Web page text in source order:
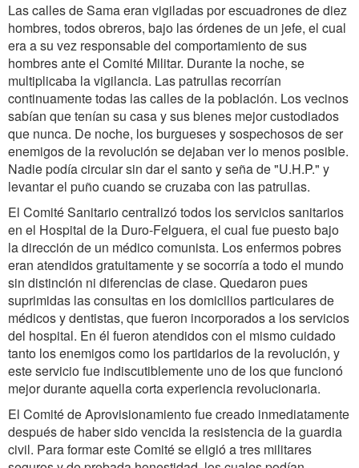
Las calles de Sama eran vigiladas por escuadrones de diez
hombres, todos obreros, bajo las órdenes de un jefe, el cual
era a su vez responsable del comportamiento de sus
hombres ante el Comité Militar. Durante la noche, se
multiplicaba la vigilancia. Las patrullas recorrían
continuamente todas las calles de la población. Los vecinos
sabían que tenían su casa y sus bienes mejor custodiados
que nunca. De noche, los burgueses y sospechosos de ser
enemigos de la revolución se dejaban ver lo menos posible.
Nadie podía circular sin dar el santo y seña de "U.H.P." y
levantar el puño cuando se cruzaba con las patrullas.
El Comité Sanitario centralizó todos los servicios sanitarios
en el Hospital de la Duro-Felguera, el cual fue puesto bajo
la dirección de un médico comunista. Los enfermos pobres
eran atendidos gratuitamente y se socorría a todo el mundo
sin distinción ni diferencias de clase. Quedaron pues
suprimidas las consultas en los domicilios particulares de
médicos y dentistas, que fueron incorporados a los servicios
del hospital. En él fueron atendidos con el mismo cuidado
tanto los enemigos como los partidarios de la revolución, y
este servicio fue indiscutiblemente uno de los que funcionó
mejor durante aquella corta experiencia revolucionaria.
El Comité de Aprovisionamiento fue creado inmediatamente
después de haber sido vencida la resistencia de la guardia
civil. Para formar este Comité se eligió a tres militares